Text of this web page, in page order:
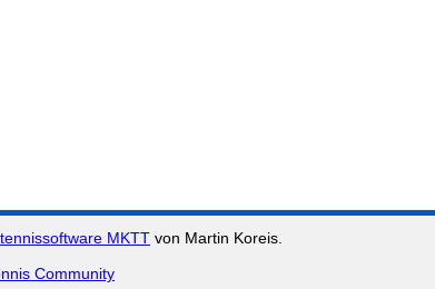
MKTT von Martin Koreis.
Community